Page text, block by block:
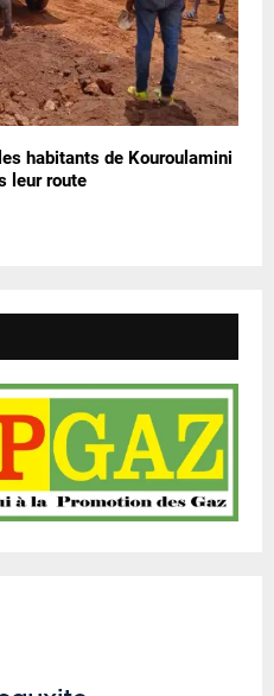
habitants de Kouroulamini
leur route